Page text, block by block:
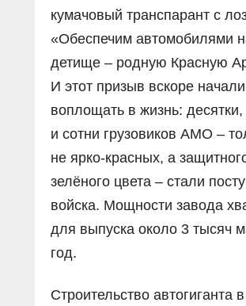
кумачовый транспарант с
«Обеспечим автомобилями
детище – родную Красную
И этот призыв вскоре начали
воплощать в жизнь: десятки,
и сотни грузовиков АМО –
не ярко-красных, а
зелёного цвета – стали
войска. Мощности завода
для выпуска около 3 тысяч
год.
Строительство автогиганта